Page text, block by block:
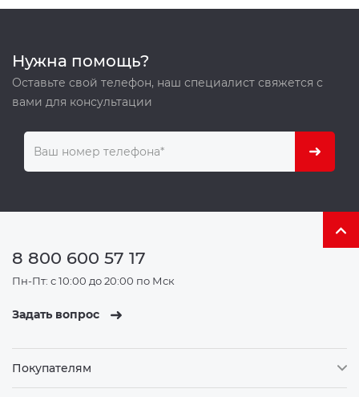
Нужна помощь?
Оставьте свой телефон, наш специалист свяжется с
вами для консультации
8 800 600 57 17
Пн-Пт: с 10:00 до 20:00 по Мск
Задать вопрос
Покупателям